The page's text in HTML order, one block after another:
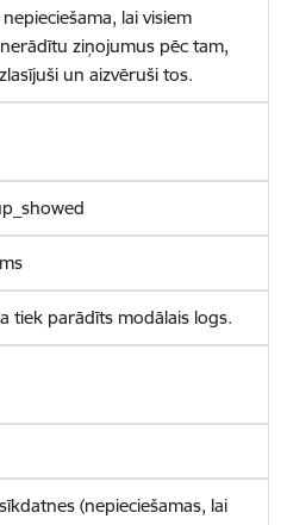
lai visiem
ziņojumus pēc tam,
un aizvēruši tos.
tiek parādīts modālais logs.
(nepieciešamas, lai